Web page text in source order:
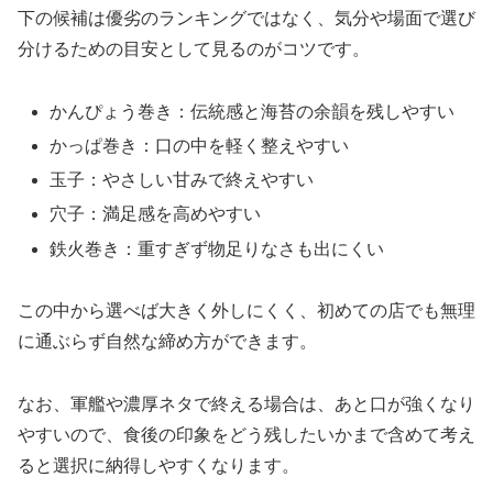
下の候補は優劣のランキングではなく、気分や場面で選び
分けるための目安として見るのがコツです。
かんぴょう巻き：伝統感と海苔の余韻を残しやすい
かっぱ巻き：口の中を軽く整えやすい
玉子：やさしい甘みで終えやすい
穴子：満足感を高めやすい
鉄火巻き：重すぎず物足りなさも出にくい
この中から選べば大きく外しにくく、初めての店でも無理
に通ぶらず自然な締め方ができます。
なお、軍艦や濃厚ネタで終える場合は、あと口が強くなり
やすいので、食後の印象をどう残したいかまで含めて考え
ると選択に納得しやすくなります。